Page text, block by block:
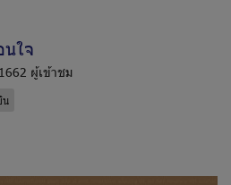
ใจ
1662 ผู้เข้าชม
น